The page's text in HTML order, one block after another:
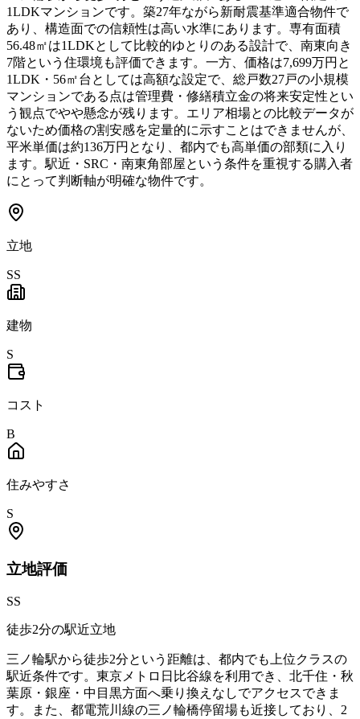
1LDKマンションです。築27年ながら新耐震基準適合物件で
あり、構造面での信頼性は高い水準にあります。専有面積
56.48㎡は1LDKとして比較的ゆとりのある設計で、南東向き
7階という住環境も評価できます。一方、価格は7,699万円と
1LDK・56㎡台としては高額な設定で、総戸数27戸の小規模
マンションである点は管理費・修繕積立金の将来安定性とい
う観点でやや懸念が残ります。エリア相場との比較データが
ないため価格の割安感を定量的に示すことはできませんが、
平米単価は約136万円となり、都内でも高単価の部類に入り
ます。駅近・SRC・南東角部屋という条件を重視する購入者
にとって判断軸が明確な物件です。
立地
SS
建物
S
コスト
B
住みやすさ
S
立地評価
SS
徒歩2分の駅近立地
三ノ輪駅から徒歩2分という距離は、都内でも上位クラスの
駅近条件です。東京メトロ日比谷線を利用でき、北千住・秋
葉原・銀座・中目黒方面へ乗り換えなしでアクセスできま
す。また、都電荒川線の三ノ輪橋停留場も近接しており、2